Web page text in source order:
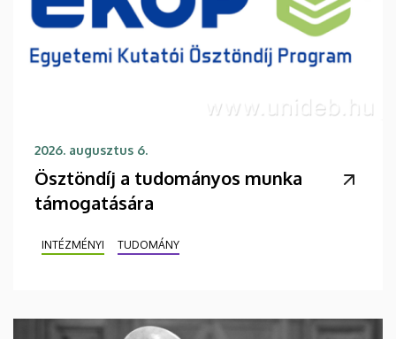
2026. augusztus 6.
Ösztöndíj a tudományos munka
támogatására
INTÉZMÉNYI TUDOMÁNY